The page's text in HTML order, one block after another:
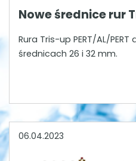
Nowe średnice rur
Rura Tris-up PERT/AL/
średnicach 26 i 32 mm.
06.04.2023